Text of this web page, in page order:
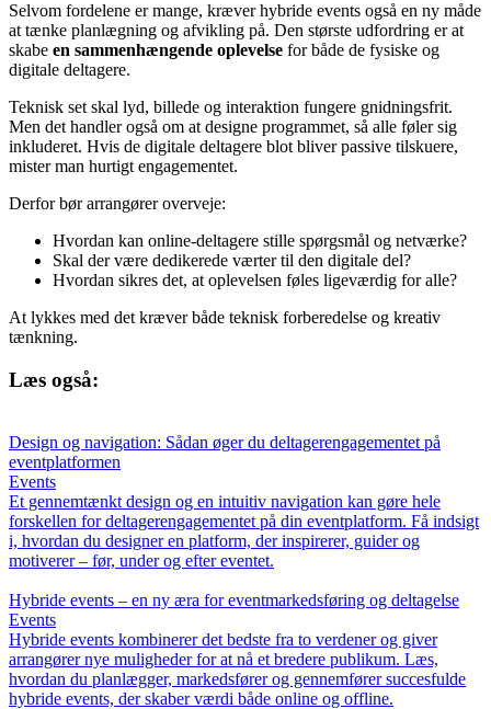
Selvom fordelene er mange, kræver hybride events også en ny måde
at tænke planlægning og afvikling på. Den største udfordring er at
skabe en sammenhængende oplevelse for både de fysiske og
digitale deltagere.
Teknisk set skal lyd, billede og interaktion fungere gnidningsfrit.
Men det handler også om at designe programmet, så alle føler sig
inkluderet. Hvis de digitale deltagere blot bliver passive tilskuere,
mister man hurtigt engagementet.
Derfor bør arrangører overveje:
Hvordan kan online-deltagere stille spørgsmål og netværke?
Skal der være dedikerede værter til den digitale del?
Hvordan sikres det, at oplevelsen føles ligeværdig for alle?
At lykkes med det kræver både teknisk forberedelse og kreativ
tænkning.
Læs også:
Design og navigation: Sådan øger du deltagerengagementet på
eventplatformen
Events
Et gennemtænkt design og en intuitiv navigation kan gøre hele
forskellen for deltagerengagementet på din eventplatform. Få indsigt
i, hvordan du designer en platform, der inspirerer, guider og
motiverer – før, under og efter eventet.
Hybride events – en ny æra for eventmarkedsføring og deltagelse
Events
Hybride events kombinerer det bedste fra to verdener og giver
arrangører nye muligheder for at nå et bredere publikum. Læs,
hvordan du planlægger, markedsfører og gennemfører succesfulde
hybride events, der skaber værdi både online og offline.